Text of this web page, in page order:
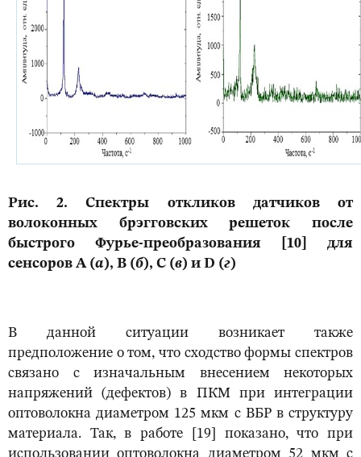
Рис. 2. Спектры откликов датчиков от
волоконных брэгговских решеток после
быстрого Фурье-преобразования [10] для
сенсоров А (а), B (б), C (в) и D (г)
В данной ситуации возникает также
предположение о том, что сходство формы спектров
связано с изначальным внесением некоторых
напряжений (дефектов) в ПКМ при интеграции
оптоволокна диаметром 125 мкм с ВБР в структуру
материала. Так, в работе [19] показано, что при